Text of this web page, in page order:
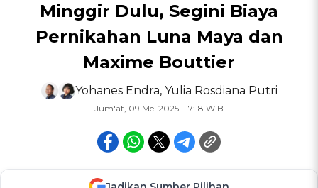
Minggir Dulu, Segini Biaya
Pernikahan Luna Maya dan
Maxime Bouttier
Yohanes Endra, Yulia Rosdiana Putri
Jum'at, 09 Mei 2025 | 17:18 WIB